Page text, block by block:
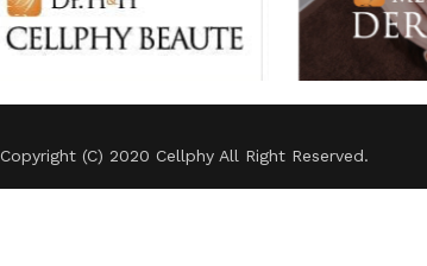
Copyright (C) 2020 Cellphy All Right Reserved.